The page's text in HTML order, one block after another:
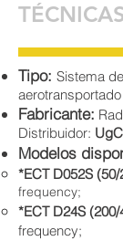
Tipo: Sistema
Fabricante:
Distribuidor:
Modelos
*ECT D052S
frequency;
*ECT D24S
frequency;